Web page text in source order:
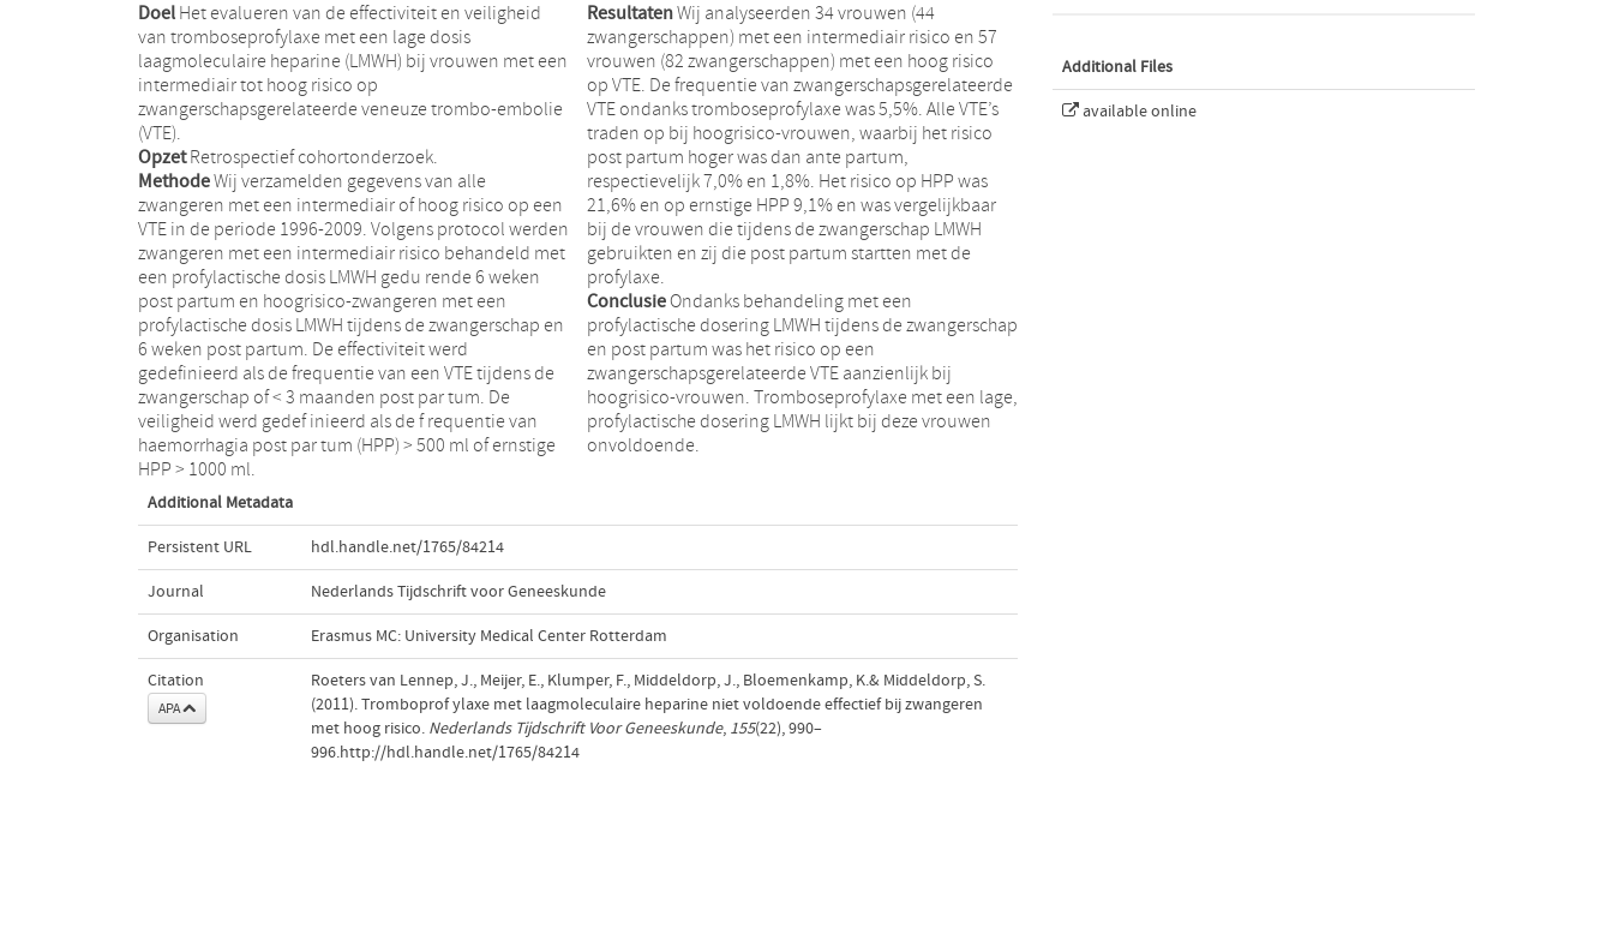
DoelHet evalueren van de effectiviteit en veiligheid
van tromboseprofylaxe met een lage dosis
laagmoleculaire heparine (LMWH) bij vrouwen met een
intermediair tot hoog risico op
zwangerschapsgerelateerde veneuze trombo-embolie
(VTE).
OpzetRetrospectief cohortonderzoek.
MethodeWij verzamelden gegevens van alle
zwangeren met een intermediair of hoog risico op een
VTE in de periode 1996-2009. Volgens protocol werden
zwangeren met een intermediair risico behandeld met
een profylactische dosis LMWH gedu rende 6 weken
post partum en hoogrisico-zwangeren met een
profylactische dosis LMWH tijdens de zwangerschap en
6 weken post partum. De effectiviteit werd
gedefinieerd als de frequentie van een VTE tijdens de
zwangerschap of < 3 maanden post par tum. De
veiligheid werd gedef inieerd als de f requentie van
haemorrhagia post par tum (HPP) > 500 ml of ernstige
HPP > 1000 ml.
ResultatenWij analyseerden 34 vrouwen (44
zwangerschappen) met een intermediair risico en 57
vrouwen (82 zwangerschappen) met een hoog risico
op VTE. De frequentie van zwangerschapsgerelateerde
VTE ondanks tromboseprofylaxe was 5,5%. Alle VTE’s
traden op bij hoogrisico-vrouwen, waarbij het risico
post partum hoger was dan ante partum,
respectievelijk 7,0% en 1,8%. Het risico op HPP was
21,6% en op ernstige HPP 9,1% en was vergelijkbaar
bij de vrouwen die tijdens de zwangerschap LMWH
gebruikten en zij die post partum startten met de
profylaxe.
ConclusieOndanks behandeling met een
profylactische dosering LMWH tijdens de zwangerschap
en post partum was het risico op een
zwangerschapsgerelateerde VTE aanzienlijk bij
hoogrisico-vrouwen. Tromboseprofylaxe met een lage,
profylactische dosering LMWH lijkt bij deze vrouwen
onvoldoende.
Additional Metadata
Persistent URL hdl.handle.net/1765/84214
Journal Nederlands Tijdschrift voor Geneeskunde
Organisation Erasmus MC: University Medical Center Rotterdam
Citation
APA
Roeters van Lennep, J., Meijer, E., Klumper, F., Middeldorp, J., Bloemenkamp, K.& Middeldorp, S.
(2011). Tromboprof ylaxe met laagmoleculaire heparine niet voldoende effectief bij zwangeren
met hoog risico. Nederlands Tijdschrift Voor Geneeskunde, 155(22), 990–
996.http://hdl.handle.net/1765/84214
Additional Files
available online